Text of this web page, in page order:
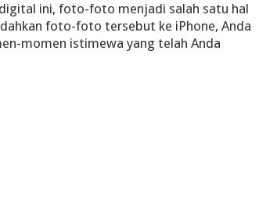
ini, foto-foto menjadi salah satu hal
foto-foto tersebut ke iPhone, Anda
momen istimewa yang telah Anda